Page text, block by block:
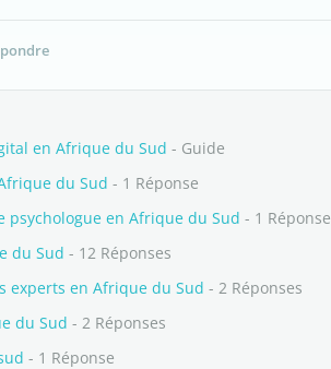
en Afrique du Sud - Guide
du Sud - 1 Réponse
psychologue en Afrique du Sud - 1 Réponse
du Sud - 12 Réponses
experts en Afrique du Sud - 2 Réponses
du Sud - 2 Réponses
- 1 Réponse